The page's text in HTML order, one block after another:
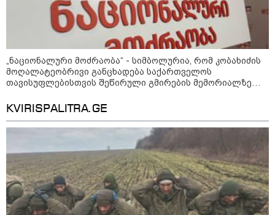
16:22 / 08-08-2026
"აი, ეს არის სამშობლოს
ღალატი" - როგორ ეხმაურება
ნიკა გვარამია აგვისტოს ომთან
კობახიძის განცხადებას?
კატეგორიის ყველა სიახლე
რა არის ცნობილი,
საქართველოში დაფუძნებულ
კრიპტოკომპანიაზე, რომელიც
„ნაციონალური მოძრაობა“ - სიმბოლურია, რომ კობახიძის
მოღალატეობრივი განცხადება საქართველოს
თავისუფლებისთვის შეწირული გმირების მემორიალზე
KVIRISPALITRA.GE